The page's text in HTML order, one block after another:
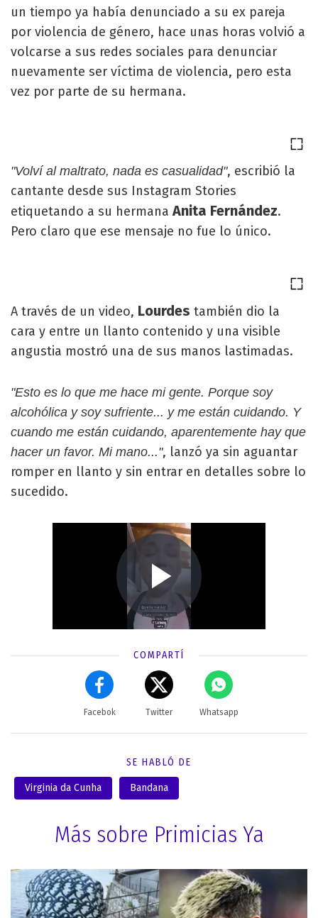
un tiempo ya había denunciado a su ex pareja
por violencia de género, hace unas horas volvió a
volcarse a sus redes sociales para denunciar
nuevamente ser víctima de violencia, pero esta
vez por parte de su hermana.
"Volví al maltrato, nada es casualidad", escribió la
cantante desde sus Instagram Stories
etiquetando a su hermanaAnita Fernández.
Pero claro que ese mensaje no fue lo único.
A través de un video, Lourdes también dio la
cara y entre un llanto contenido y una visible
angustia mostró una de sus manos lastimadas.
"Esto es lo que me hace mi gente. Porque soy
alcohólica y soy sufriente... y me están cuidando. Y
cuando me están cuidando, aparentemente hay que
hacer un favor. Mi mano...", lanzó ya sin aguantar
romper en llanto y sin entrar en detalles sobre lo
sucedido.
COMPARTÍ
Facebok Twitter Whatsapp
SE HABLÓ DE
Virginia da Cunha Bandana
Más sobre Primicias Ya